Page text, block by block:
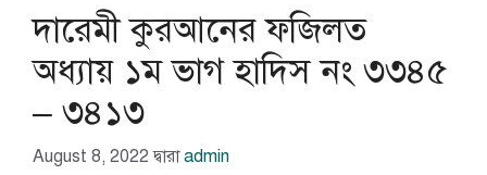
দারেমী কুরআনের ফজিলত
অধ্যায় ১ম ভাগ হাদিস নং ৩৩৪৫
– ৩৪১৩
August 8, 2022 দ্বারাadmin